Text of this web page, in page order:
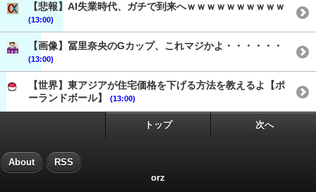
【悲報】AI失業時代、ガチで到来へｗｗｗｗｗｗｗｗｗｗ
(13:00)
【画像】冨里奈央のGカップ、これマジかよ・・・・・・
(13:00)
【世界】東アジアが住宅価格を下げる方法を教えるよ【ポ
ーランドボール】
(13:00)
トップ 次へ
About RSS
orz